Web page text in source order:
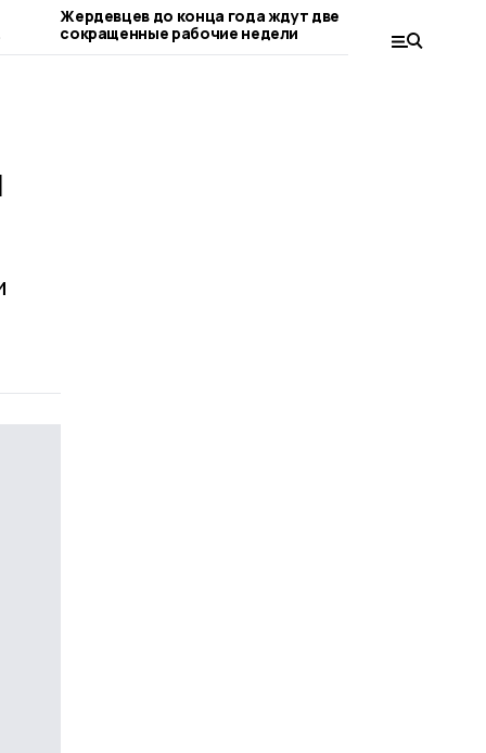
Жердевцев до конца года ждут две
сокращенные рабочие недели
День